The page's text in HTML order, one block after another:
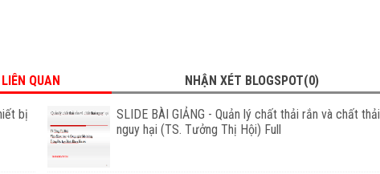
QUAN NHẬN XÉT BLOGSPOT(0)
bị
SLIDE BÀI GIẢNG - Quản lý chất thải rắn và chất thải
nguy hại (TS. Tưởng Thị Hội) Full